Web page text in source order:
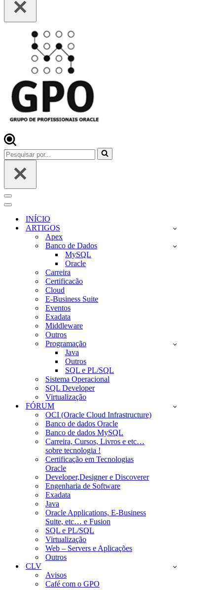
Pesquisar
por...
Menu
de
navegação
Menu
navegaçãoINÍCIO
ARTIGOS
Apex
Banco de Dados
MySQL
Oracle
Carreira
Certificacão
Cloud
E-Business Suite
Eventos
Exadata
Middleware
Outros
Programação
Java
Outros
SQL e PL/SQL
Sistema Operacional
SQL Developer
Virtualização
FÓRUM
OCI (Oracle Cloud Infrastructure)
Banco de dados Oracle
Banco de dados MySQL
Carreira, Cursos, Livros e etc…
sobre tecnologia !
Certificação em Tecnologias
Oracle
Developer,Designer e Discoverer
Engenharia de Software
Exadata
Java
Oracle Applications, E-Business
Suite, etc… e Fusion
SQL e PL/SQL
Virtualização
Web – Servers e Aplicações
Outros
CLV
Avisos
Café com o GPO